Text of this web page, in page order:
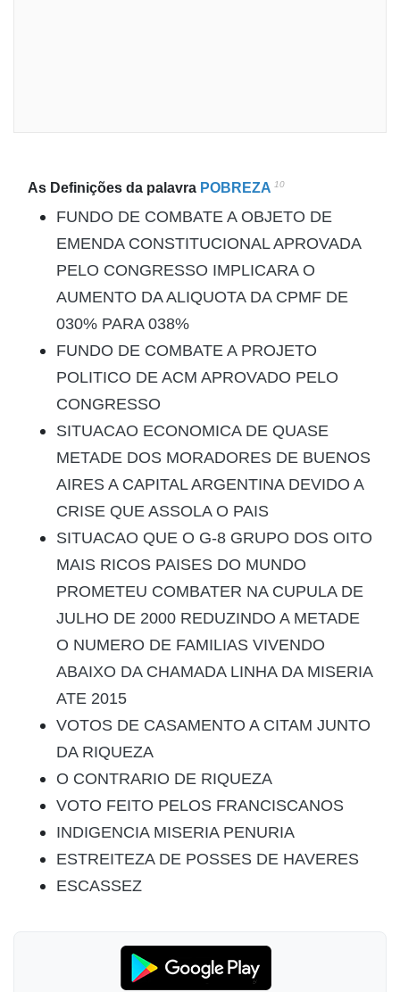
As Definições da palavra POBREZA 10
FUNDO DE COMBATE A OBJETO DE
EMENDA CONSTITUCIONAL APROVADA
PELO CONGRESSO IMPLICARA O
AUMENTO DA ALIQUOTA DA CPMF DE
030% PARA 038%
FUNDO DE COMBATE A PROJETO
POLITICO DE ACM APROVADO PELO
CONGRESSO
SITUACAO ECONOMICA DE QUASE
METADE DOS MORADORES DE BUENOS
AIRES A CAPITAL ARGENTINA DEVIDO A
CRISE QUE ASSOLA O PAIS
SITUACAO QUE O G-8 GRUPO DOS OITO
MAIS RICOS PAISES DO MUNDO
PROMETEU COMBATER NA CUPULA DE
JULHO DE 2000 REDUZINDO A METADE
O NUMERO DE FAMILIAS VIVENDO
ABAIXO DA CHAMADA LINHA DA MISERIA
ATE 2015
VOTOS DE CASAMENTO A CITAM JUNTO
DA RIQUEZA
O CONTRARIO DE RIQUEZA
VOTO FEITO PELOS FRANCISCANOS
INDIGENCIA MISERIA PENURIA
ESTREITEZA DE POSSES DE HAVERES
ESCASSEZ